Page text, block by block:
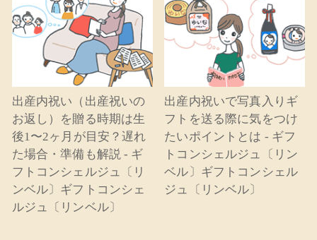
出産内祝い（出産祝いの
お返し）を贈る時期は生
後1〜2ヶ月が目安？遅れ
た場合・準備も解説 - ギ
フトコンシェルジュ〔リ
ンベル〕ギフトコンシェ
ルジュ〔リンベル〕
出産内祝いで写真入りギ
フトを送る際に気をつけ
たいポイントとは - ギフ
トコンシェルジュ〔リン
ベル〕ギフトコンシェル
ジュ〔リンベル〕